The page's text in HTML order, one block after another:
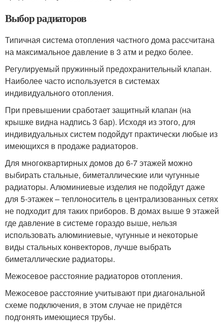
Выбор радиаторов
Типичная система отопления частного дома рассчитана
на максимальное давление в 3 атм и редко более.
Регулируемый пружинный предохранительный клапан.
Наиболее часто используется в системах
индивидуального отопления.
При превышении сработает защитный клапан (на
крышке видна надпись 3 бар). Исходя из этого, для
индивидуальных систем подойдут практически любые из
имеющихся в продаже радиаторов.
Для многоквартирных домов до 6-7 этажей можно
выбирать стальные, биметаллические или чугунные
радиаторы. Алюминиевые изделия не подойдут даже
для 5-этажек – теплоноситель в централизованных сетях
не подходит для таких приборов. В домах выше 9 этажей
где давление в системе гораздо выше, нельзя
использовать алюминиевые, чугунные и некоторые
виды стальных конвекторов, лучше выбрать
биметаллические радиаторы.
Межосевое расстояние радиаторов отопления.
Межосевое расстояние учитывают при диагональной
схеме подключения, в этом случае не придётся
подгонять имеющиеся трубы.